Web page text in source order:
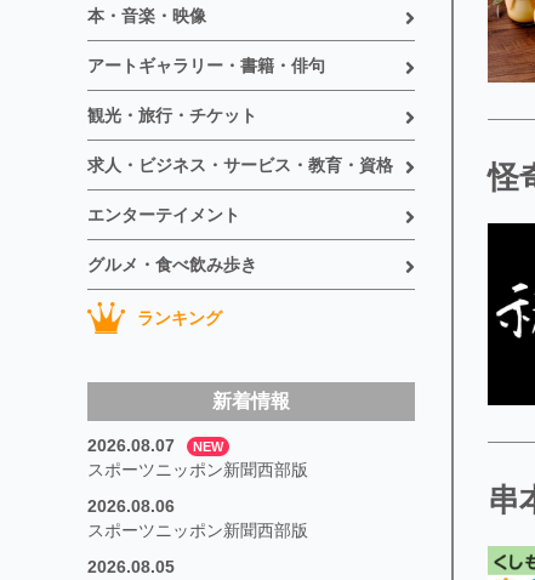
本・音楽・映像
アートギャラリー・書籍・俳句
観光・旅行・チケット
求人・ビジネス・サービス・教育・資格
エンターテイメント
グルメ・食べ飲み歩き
ランキング
新着情報
2026.08.07 NEW
スポーツニッポン新聞西部版
2026.08.06
スポーツニッポン新聞西部版
2026.08.05
怪
串